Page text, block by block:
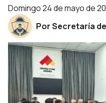
domingo 24 de mayo de
Por Secretaría